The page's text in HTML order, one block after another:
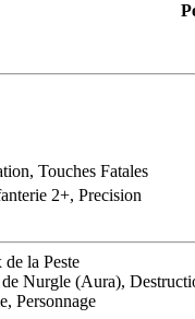
Touches Fatales
2+, Precision
la Peste
Nurgle (Aura),
Personnage